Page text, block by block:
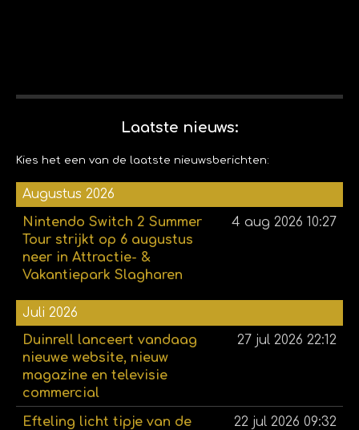
Laatste nieuws:
Kies het een van de laatste nieuwsberichten:
Augustus 2026
Nintendo Switch 2 Summer
Tour strijkt op 6 augustus
neer in Attractie- &
Vakantiepark Slagharen
4 aug 2026 10:27
Juli 2026
Duinrell lanceert vandaag
nieuwe website, nieuw
magazine en televisie
commercial
27 jul 2026 22:12
Efteling licht tipje van de
22 jul 2026 09:32